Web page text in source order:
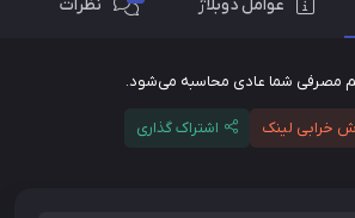
عوامل دوبلاژ نظرات
مصرفی شما عادی محاسبه می‌شود.
خرابی لینک اشتراک گذاری